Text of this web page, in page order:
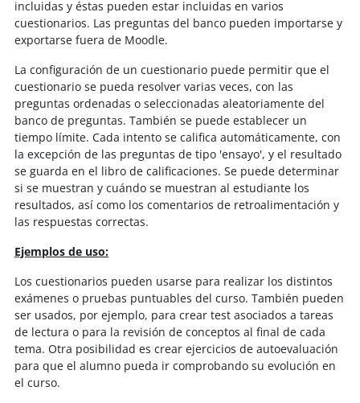
incluidas y éstas pueden estar incluidas en varios
cuestionarios. Las preguntas del banco pueden importarse y
exportarse fuera de Moodle.
La configuración de un cuestionario puede permitir que el
cuestionario se pueda resolver varias veces, con las
preguntas ordenadas o seleccionadas aleatoriamente del
banco de preguntas. También se puede establecer un
tiempo límite. Cada intento se califica automáticamente, con
la excepción de las preguntas de tipo 'ensayo', y el resultado
se guarda en el libro de calificaciones. Se puede determinar
si se muestran y cuándo se muestran al estudiante los
resultados, así como los comentarios de retroalimentación y
las respuestas correctas.
Ejemplos de uso:
Los cuestionarios pueden usarse para realizar los distintos
exámenes o pruebas puntuables del curso. También pueden
ser usados, por ejemplo, para crear test asociados a tareas
de lectura o para la revisión de conceptos al final de cada
tema. Otra posibilidad es crear ejercicios de autoevaluación
para que el alumno pueda ir comprobando su evolución en
el curso.